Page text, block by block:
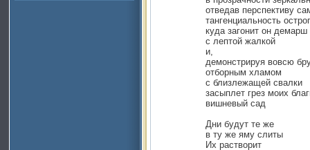
отведав перспективу
тангенциальность
куда загонит он
с лептой жалкой
и,
демонстрируя вовсю
отборным хламом
с близлежащей свалки
засыплет грез моих
вишневый сад
Дни будут те же
в ту же яму слиты
Их растворит